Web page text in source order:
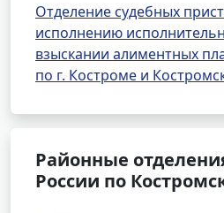
Отделение судебных
исполнению
взыскании алиментных
по г. Костроме и
Районные
России по